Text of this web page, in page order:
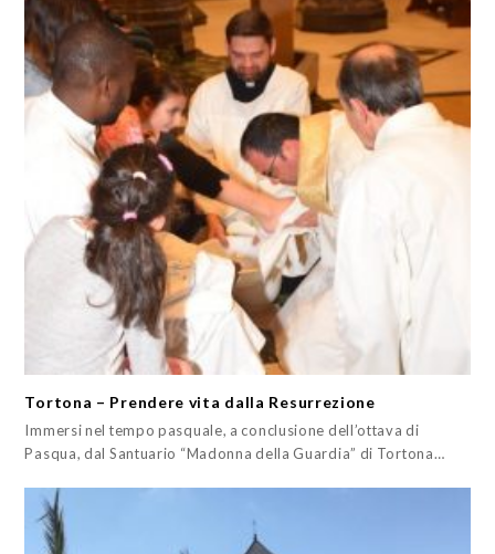
Tortona – Prendere vita dalla Resurrezione
Immersi nel tempo pasquale, a conclusione dell’ottava di
Pasqua, dal Santuario “Madonna della Guardia” di Tortona…